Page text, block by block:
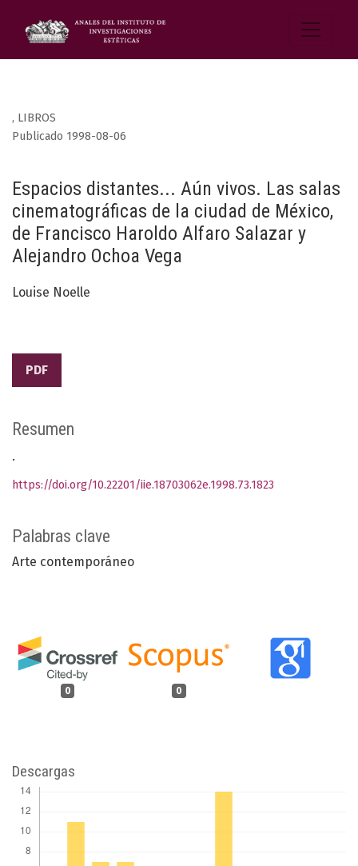
, LIBROS
Espacios distantes... Aún vivos. Las salas
cinematográficas de la ciudad de México,
de Francisco Haroldo Alfaro Salazar y
Alejandro Ochoa Vega
Publicado 1998-08-06
Louise Noelle
PDF
Palabras clave
Arte contemporáneo
0 0
Resumen
.
https://doi.org/10.22201/iie.18703062e.1998.73.1823
Descargas